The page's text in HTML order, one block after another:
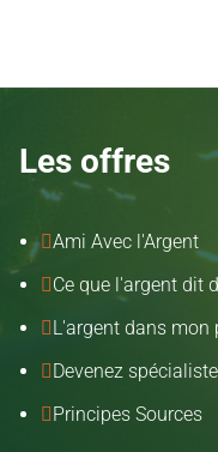
Les offres
Ami Avec l'Argent
Ce que l'argent dit
L'argent dans mon
Devenez
Principes Sources